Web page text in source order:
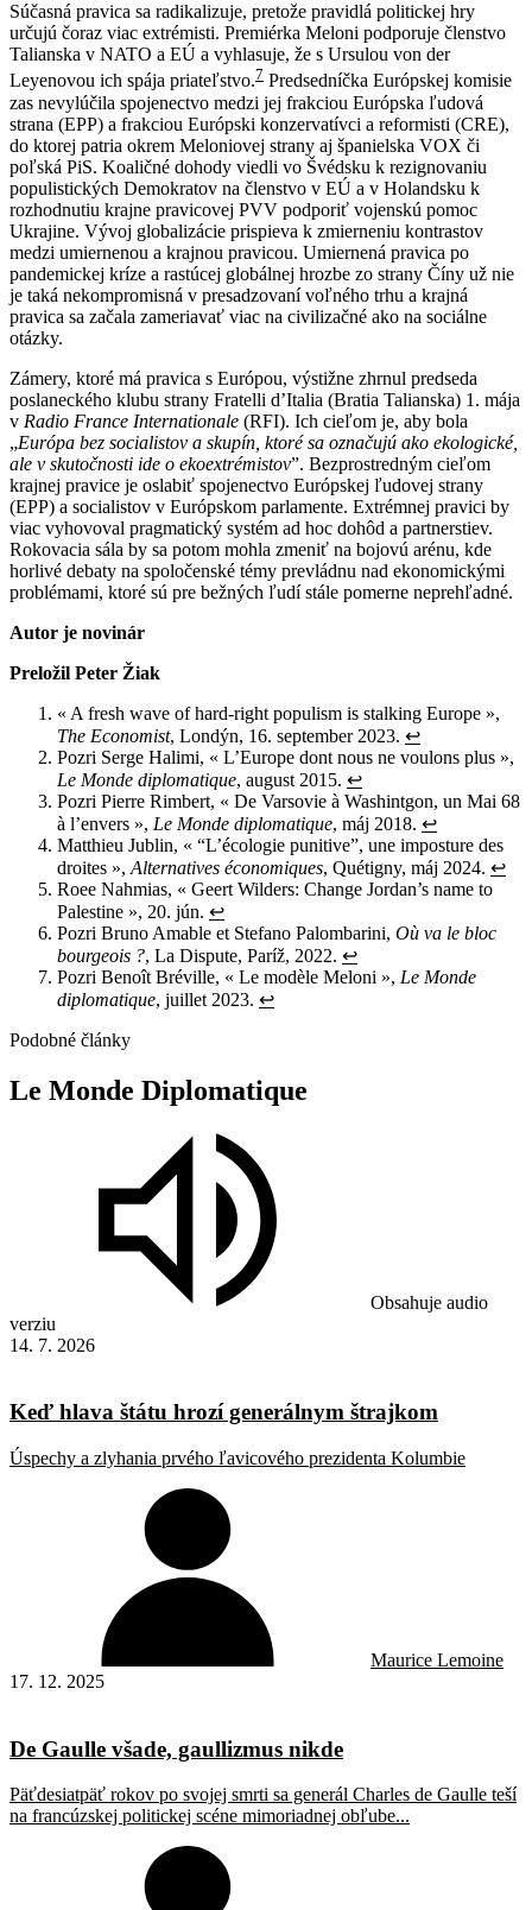
Súčasná pravica sa radikalizuje, pretože pravidlá politickej hry
určujú čoraz viac extrémisti. Premiérka Meloni podporuje členstvo
Talianska v NATO a EÚ a vyhlasuje, že s Ursulou von der
Leyenovou ich spája priateľstvo.7 Predsedníčka Európskej komisie
zas nevylúčila spojenectvo medzi jej frakciou Európska ľudová
strana (EPP) a frakciou Európski konzervatívci a reformisti (CRE),
do ktorej patria okrem Meloniovej strany aj španielska VOX či
poľská PiS. Koaličné dohody viedli vo Švédsku k rezignovaniu
populistických Demokratov na členstvo v EÚ a v Holandsku k
rozhodnutiu krajne pravicovej PVV podporiť vojenskú pomoc
Ukrajine. Vývoj globalizácie prispieva k zmierneniu kontrastov
medzi umiernenou a krajnou pravicou. Umiernená pravica po
pandemickej kríze a rastúcej globálnej hrozbe zo strany Číny už nie
je taká nekompromisná v presadzovaní voľného trhu a krajná
pravica sa začala zameriavať viac na civilizačné ako na sociálne
otázky.
Zámery, ktoré má pravica s Európou, výstižne zhrnul predseda
poslaneckého klubu strany Fratelli d’Italia (Bratia Talianska) 1. mája
v Radio France Internationale (RFI). Ich cieľom je, aby bola
„Európa bez socialistov a skupín, ktoré sa označujú ako ekologické,
ale v skutočnosti ide o ekoextrémistov”. Bezprostredným cieľom
krajnej pravice je oslabiť spojenectvo Európskej ľudovej strany
(EPP) a socialistov v Európskom parlamente. Extrémnej pravici by
viac vyhovoval pragmatický systém ad hoc dohôd a partnerstiev.
Rokovacia sála by sa potom mohla zmeniť na bojovú arénu, kde
horlivé debaty na spoločenské témy prevládnu nad ekonomickými
problémami, ktoré sú pre bežných ľudí stále pomerne neprehľadné.
Autor je novinár
Preložil Peter Žiak
« A fresh wave of hard-right populism is stalking Europe »,
The Economist, Londýn, 16. september 2023. ↩︎
Pozri Serge Halimi, « L’Europe dont nous ne voulons plus »,
Le Monde diplomatique, august 2015. ↩︎
Pozri Pierre Rimbert, « De Varsovie à Washintgon, un Mai 68
à l’envers », Le Monde diplomatique, máj 2018. ↩︎
Matthieu Jublin, « “L’écologie punitive”, une imposture des
droites », Alternatives économiques, Quétigny, máj 2024. ↩︎
Roee Nahmias, « Geert Wilders: Change Jordan’s name to
Palestine », 20. jún. ↩︎
Pozri Bruno Amable et Stefano Palombarini, Où va le bloc
bourgeois ?, La Dispute, Paríž, 2022. ↩︎
Pozri Benoît Bréville, « Le modèle Meloni », Le Monde
diplomatique, juillet 2023. ↩︎
Podobné články
Le Monde Diplomatique
Obsahuje audio
verziu
14. 7. 2026
Keď hlava štátu hrozí generálnym štrajkom
Úspechy a zlyhania prvého ľavicového prezidenta Kolumbie
Maurice Lemoine
17. 12. 2025
De Gaulle všade, gaullizmus nikde
Päťdesiatpäť rokov po svojej smrti sa generál Charles de Gaulle teší
na francúzskej politickej scéne mimoriadnej obľube...